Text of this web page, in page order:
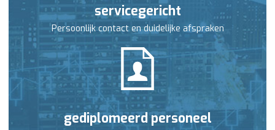
servicegericht
Persoonlijk contact en duidelijke afspraken
gediplomeerd personeel